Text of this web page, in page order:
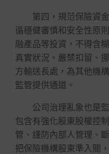
第四，規范保險資金
循穩健審慎和安全性原
融產品等投資，不得含
真實狀況。嚴禁扣留、
方輸送長處，為其他機
監管提供通道。
公司治理亂象也是監
包含有強化股東股權控
管、謹防內部人管理、
把保險機構股東準入關